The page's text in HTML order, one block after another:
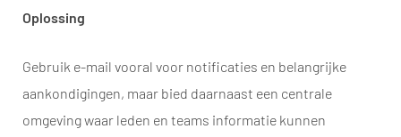
Oplossing
Gebruik e-mail vooral voor notificaties en belangrijke
aankondigingen, maar bied daarnaast een centrale
omgeving waar leden en teams informatie kunnen